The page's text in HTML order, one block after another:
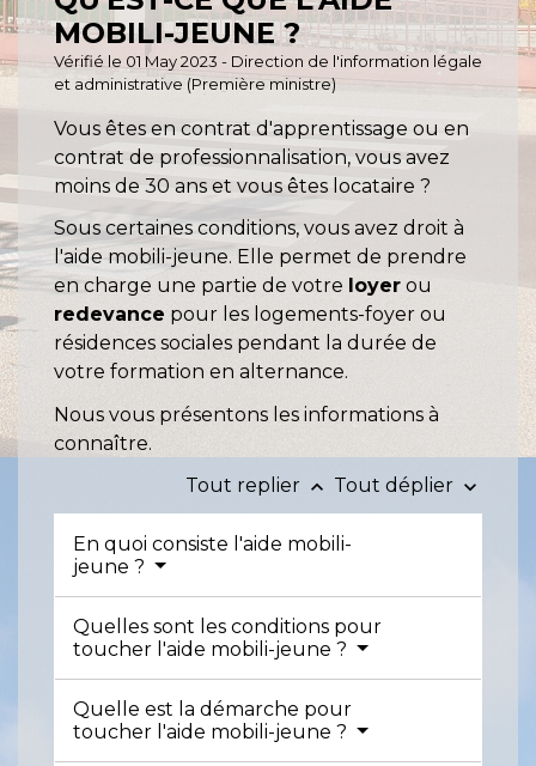
MOBILI-JEUNE ?
Vérifié le 01 May 2023 - Direction de l'information légale
et administrative (Première ministre)
Vous êtes en contrat d'apprentissage ou en
contrat de professionnalisation, vous avez
moins de 30 ans et vous êtes locataire ?
Sous certaines conditions, vous avez droit à
l'aide mobili-jeune. Elle permet de prendre
en charge une partie de votre loyer ou
redevance pour les logements-foyer ou
résidences sociales pendant la durée de
votre formation en alternance.
Nous vous présentons les informations à
connaître.
Tout replier keyboard_arrow_up Tout déplier keyboard_arrow_down
En quoi consiste l'aide mobili-
jeune ?
Quelles sont les conditions pour
toucher l'aide mobili-jeune ?
Quelle est la démarche pour
toucher l'aide mobili-jeune ?